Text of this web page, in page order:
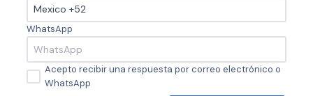
WhatsApp
Acepto recibir una respuesta por correo electrónico o
WhatsApp